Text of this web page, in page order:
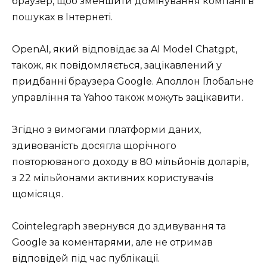
пошуках в Інтернеті.
OpenAI, який відповідає за AI Model Chatgpt,
також, як повідомляється, зацікавлений у
придбанні браузера Google. Аполлон Глобальне
управління та Yahoo також можуть зацікавити.
Згідно з вимогами платформи даних,
здивованість досягла щорічного
повторюваного доходу в 80 мільйонів доларів,
з 22 мільйонами активних користувачів
щомісяця.
Cointelegraph звернувся до здивування та
Google за коментарями, але не отримав
відповідей під час публікації.